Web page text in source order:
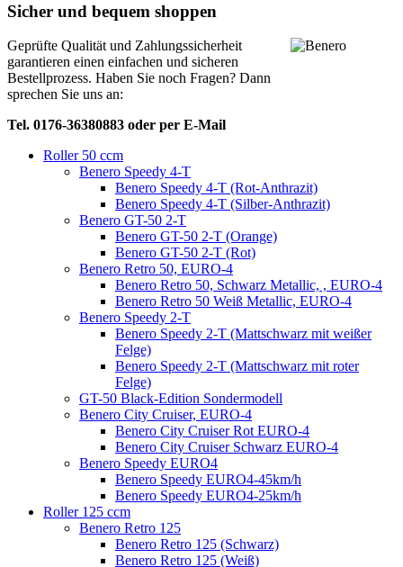
Sicher und bequem shoppen
Geprüfte Qualität und Zahlungssicherheit
garantieren einen einfachen und sicheren
Bestellprozess. Haben Sie noch Fragen? Dann
sprechen Sie uns an:
Tel. 0176-36380883 oder per E-Mail
Roller 50 ccm
Benero Speedy 4-T
Benero Speedy 4-T (Rot-Anthrazit)
Benero Speedy 4-T (Silber-Anthrazit)
Benero GT-50 2-T
Benero GT-50 2-T (Orange)
Benero GT-50 2-T (Rot)
Benero Retro 50, EURO-4
Benero Retro 50, Schwarz Metallic, , EURO-4
Benero Retro 50 Weiß Metallic, EURO-4
Benero Speedy 2-T
Benero Speedy 2-T (Mattschwarz mit weißer
Felge)
Benero Speedy 2-T (Mattschwarz mit roter
Felge)
GT-50 Black-Edition Sondermodell
Benero City Cruiser, EURO-4
Benero City Cruiser Rot EURO-4
Benero City Cruiser Schwarz EURO-4
Benero Speedy EURO4
Benero Speedy EURO4-45km/h
Benero Speedy EURO4-25km/h
Roller 125 ccm
Benero Retro 125
Benero Retro 125 (Schwarz)
Benero Retro 125 (Weiß)